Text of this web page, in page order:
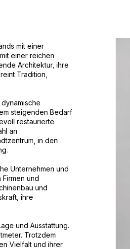
mit einer
einer reichen
Architektur, ihre
Tradition,
steigenden Bedarf
restaurierte
an
in den
Unternehmen und
und
und
ihre
und Ausstattung.
Trotzdem
Vielfalt und ihrer